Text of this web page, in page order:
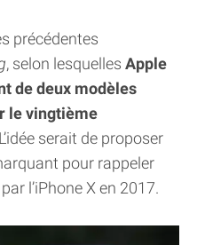
précédentes
, selon lesquelles Apple
de deux modèles
le vingtième
serait de proposer
pour rappeler
l’iPhone X en 2017.